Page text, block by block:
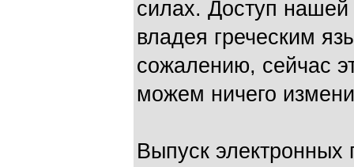
силах. Доступ
владея греческим
сожалению, сейчас
можем ничего
Выпуск электронных